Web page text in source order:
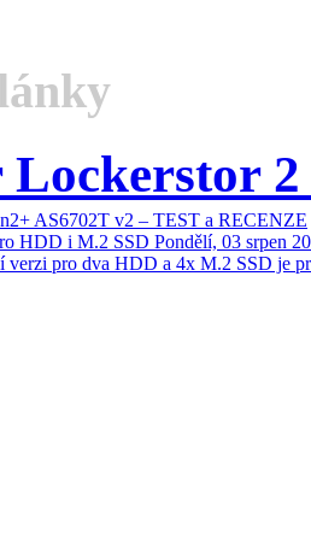
AS6702T v2 – TEST a RECENZE
HDD i M.2 SSD Pondělí, 03 srpen
verzi pro dva HDD a 4x M.2 SSD je